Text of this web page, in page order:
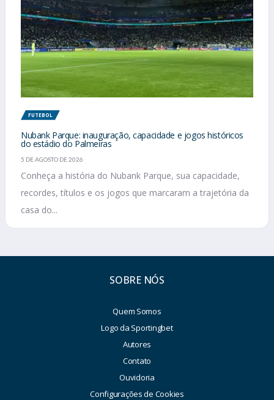
FUTEBOL
Nubank Parque: inauguração, capacidade e jogos históricos
do estádio do Palmeiras
5 DE AGOSTO DE 2026
Conheça a história do Nubank Parque, sua capacidade,
recordes, títulos e os jogos que marcaram a trajetória da
casa do...
SOBRE NÓS
Quem Somos
Logo da Sportingbet
Autores
Contato
Ouvidoria
Configurações de Cookies